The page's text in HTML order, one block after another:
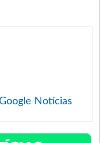
Notícias